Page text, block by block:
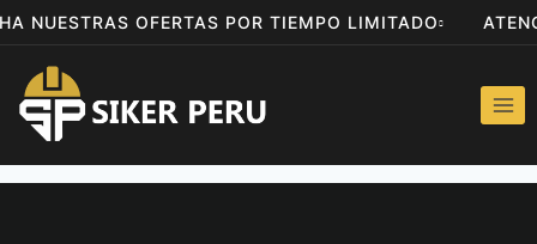
NUESTRAS OFERTAS POR TIEMPO LIMITADO